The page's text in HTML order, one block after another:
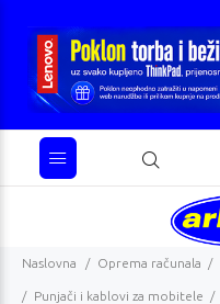
Naslovna Oprema računala
Punjači i kablovi za mobitele